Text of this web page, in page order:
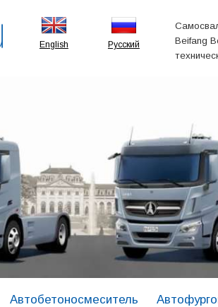
English Русский
Beifang
Автобетоносмеситель